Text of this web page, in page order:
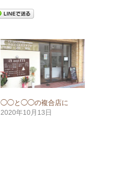
◯◯と◯◯の複合店に
2020年10月13日